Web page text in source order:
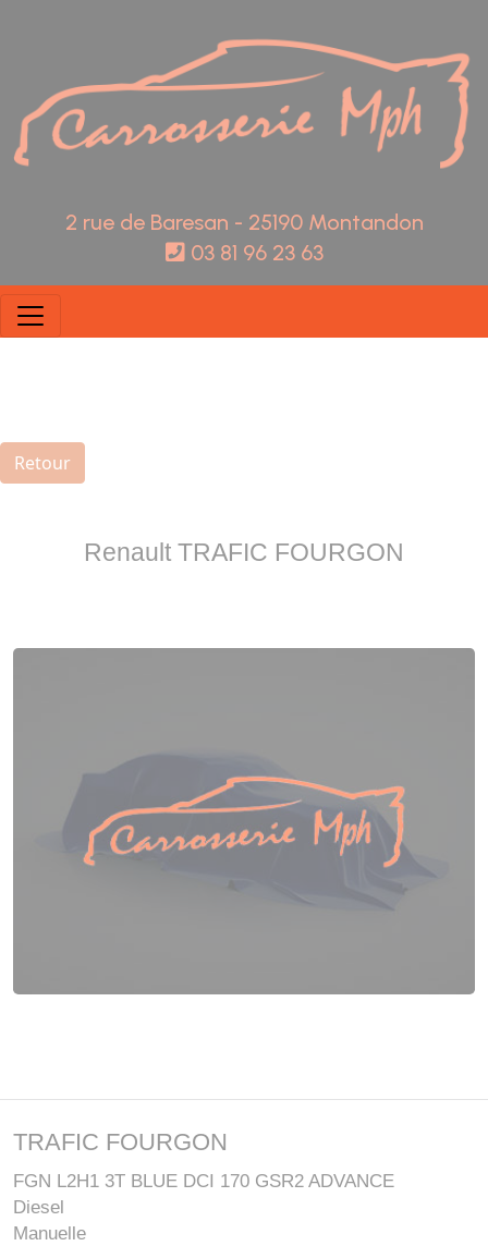
2 rue de Baresan - 25190 Montandon
03 81 96 23 63
Retour
Renault TRAFIC FOURGON
TRAFIC FOURGON
FGN L2H1 3T BLUE DCI 170 GSR2 ADVANCE
Diesel
Manuelle